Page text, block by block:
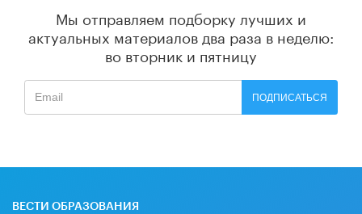
Мы отправляем подборку лучших и
актуальных материалов два раза в неделю:
во вторник и пятницу
ПОДПИСАТЬСЯ
ВЕСТИ ОБРАЗОВАНИЯ